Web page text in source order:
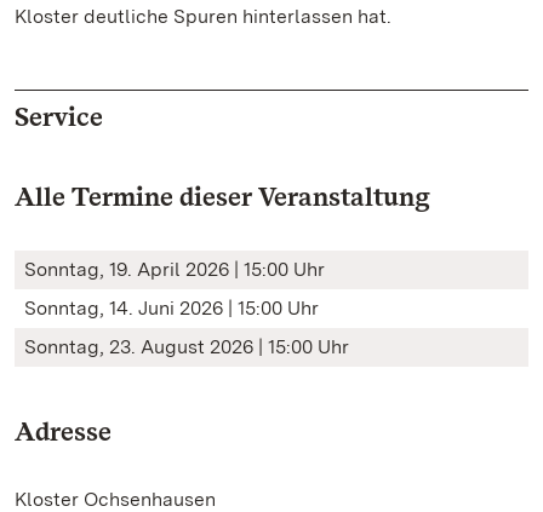
Kloster deutliche Spuren hinterlassen hat.
Service
Alle Termine dieser Veranstaltung
Sonntag, 19. April 2026 | 15:00 Uhr
Sonntag, 14. Juni 2026 | 15:00 Uhr
Sonntag, 23. August 2026 | 15:00 Uhr
Adresse
Kloster Ochsenhausen